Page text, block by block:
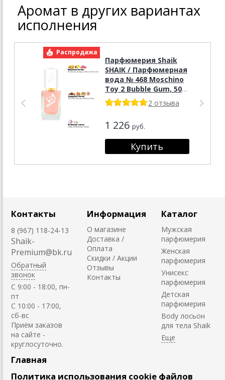
Аромат в других вариантах
исполнения
Распродажа
Парфюмерия Shaik
SHAIK / Парфюмерная
вода № 468 Moschino
Toy 2 Bubble Gum, 50
мл.
2 отзыва
1 226 руб.
Контакты
8 (967) 118-24-13
Shaik-
Premium@bk.ru
Обратный
звонок
C 9:00 - 18:00, пн-
пт
С 10:00 - 17:00,
сб-вс
Приём заказов
на сайте -
круглосуточно.
Информация
О магазине
Доставка /
Оплата
Скидки / Акции
Отзывы
Контакты
Каталог
Мужская
парфюмерия
Женская
парфюмерия
Унисекс
парфюмерия
Детская
парфюмерия
Body лосьон
для тела Shaik
Главная
Политика использования cookie файлов